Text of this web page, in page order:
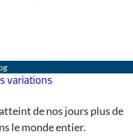
variations
de nos jours plus de
le monde entier.